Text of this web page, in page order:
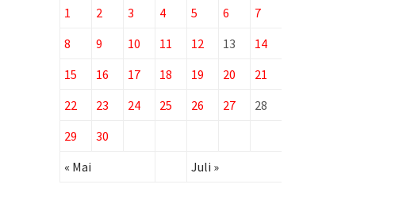
1
2 3 4 5 6
7
8
9 10 11 12 13
14
15
16 17 18 19 20
21
22
23 24 25 26 27
28
29
30
« Mai
Juli »